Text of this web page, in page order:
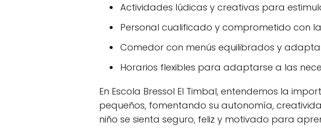
Actividades lúdicas y creativas para
Personal cualificado y comprometido con
Comedor con menús equilibrados y
Horarios flexibles para adaptarse a las
En Escola Bressol El Timbal, entendemos la
pequeños, fomentando su autonomía,
niño se sienta seguro, feliz y motivado para